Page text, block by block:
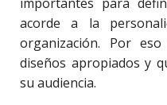
acorde a la
organización. Por
diseños apropiados y
su audiencia.